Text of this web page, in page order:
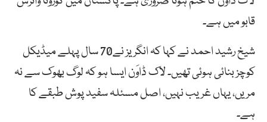
قابو میں ہے۔
شیخ رشید احمد نے کہا کہ انگریز نے70 سال پہلے میڈیکل
کوچز بنائی ہوئی تھیں۔ لاک ڈاوَن ایسا ہو کہ لوگ بھوک سے نہ
مریں، یہاں غریب نہیں، اصل مسئلہ سفید پوش طبقے کا
ہے۔